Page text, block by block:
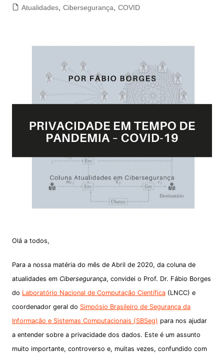
Atualidades, Cibersegurança COVID
Olá a todos,
Para a nossa matéria do mês de Abril de 2020, da coluna de
atualidades em Cibersegurança, convidei o Prof. Dr. Fábio Borges
do Laboratório Nacional de Computação Científica(LNCC) e
coordenador geral do Simpósio Brasileiro de Segurança da
Informação e Sistemas Computacionais (SBSeg) para nos ajudar
a entender sobre a privacidade dos dados. Este é um assunto
muito importante, controverso e, muitas vezes, confundido com